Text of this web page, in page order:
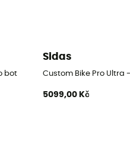
bot
Sidas
Custom Bike Pro Ultra
5099,00 Kč